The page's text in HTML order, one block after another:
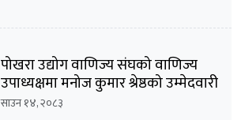
पोखरा उद्योग वाणिज्य संघको वाणिज्य
उपाध्यक्षमा मनोज कुमार श्रेष्ठको उम्मेदवारी
घोषणा
साउन १४, २०८३